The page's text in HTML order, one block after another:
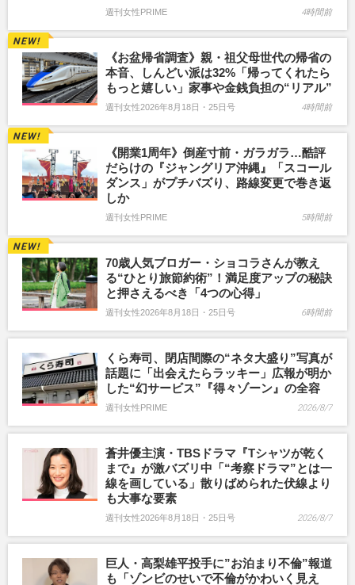
週刊女性PRIME 4時間前
《お盆帰省調査》親・祖父母世代の帰省の
本音、しんどい派は32%「帰ってくれたら
もっと嬉しい」家事や金銭負担の“リアル”
週刊女性2026年8月18日・25日号 4時間前
《開業1周年》倒産寸前・ガラガラ…酷評
だらけの『ジャングリア沖縄』「スコール
ダンス」がプチバズり、路線変更で巻き返
しか
週刊女性PRIME 5時間前
70歳人気ブロガー・ショコラさんが教え
る“ひとり旅節約術”！満足度アップの秘訣
と押さえるべき「4つの心得」
週刊女性2026年8月18日・25日号 6時間前
くら寿司、閉店間際の“ネタ大盛り”写真が
話題に「出会えたらラッキー」広報が明か
した“幻サービス”『得々ゾーン』の全容
週刊女性PRIME 2026/8/7
蒼井優主演・TBSドラマ『Tシャツが乾く
まで』が激バズリ中「“考察ドラマ”とは一
線を画している」散りばめられた伏線より
も大事な要素
週刊女性2026年8月18日・25日号 2026/8/7
巨人・高梨雄平投手に”お泊まり不倫”報道
も「ゾンビのせいで不倫がかわいく見え